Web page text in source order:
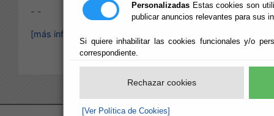
Personalizadas Estas cookies son
publicar anuncios relevantes para sus
Si quiere inhabilitar las cookies funcionales y/o
correspondiente.
Rechazar cookies
[Ver Política de Cookies]
- -
[más información]